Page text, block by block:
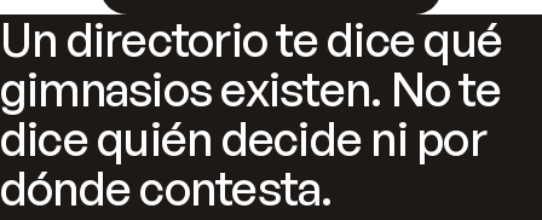
Un directorio te dice qué
gimnasios existen. No te
dice quién decide ni por
dónde contesta.